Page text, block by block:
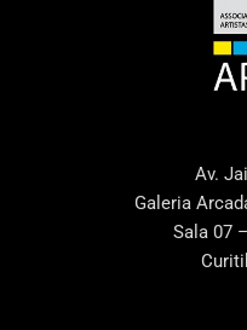
Av.
Galeria
Sala 07